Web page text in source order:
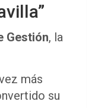
Gestión, la
más
su